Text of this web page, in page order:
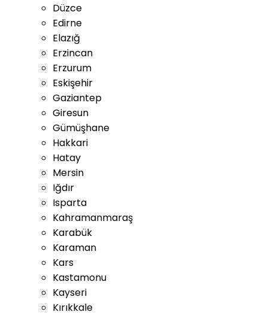
Düzce
Edirne
Elazığ
Erzincan
Erzurum
Eskişehir
Gaziantep
Giresun
Gümüşhane
Hakkari
Hatay
Mersin
Iğdır
Isparta
Kahramanmaraş
Karabük
Karaman
Kars
Kastamonu
Kayseri
Kırıkkale